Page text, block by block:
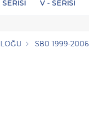
SERİSİ V - SERİSİ
S80 1999-2006